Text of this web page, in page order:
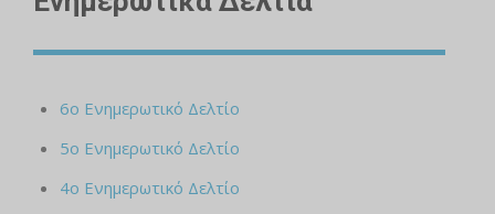
6ο Ενημερωτικό Δελτίο
5ο Ενημερωτικό Δελτίο
4ο Ενημερωτικό Δελτίο